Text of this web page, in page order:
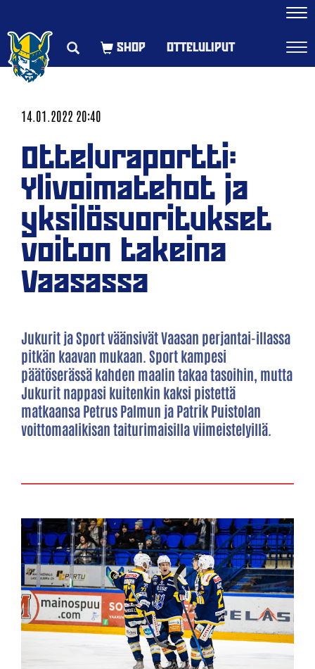
OTTELULIPUT
14.01.2022 20:40
Otteluraportti:
Ylivoimatehot ja
yksilösuoritukset
voiton takeina
Vaasassa
Jukurit ja Sport väänsivät Vaasan perjantai-illassa
pitkän kaavan mukaan. Sport kampesi
päätöserässä kahden maalin takaa tasoihin, mutta
Jukurit nappasi kuitenkin kaksi pistettä
matkaansa Petrus Palmun ja Patrik Puistolan
voittomaalikisan taiturimaisilla viimeistelyillä.